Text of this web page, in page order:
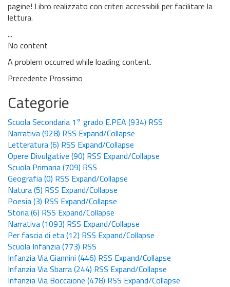
pagine! Libro realizzato con criteri accessibili per facilitare la
lettura.
...
No content
A problem occurred while loading content.
Precedente Prossimo
Categorie
Scuola Secondaria 1° grado E.PEA (934) RSS
Narrativa(928) RSS Expand/Collapse
Letteratura(6) RSS Expand/Collapse
Opere Divulgative (90) RSS Expand/Collapse
Scuola Primaria(709) RSS
Geografia(0) RSS Expand/Collapse
Natura(5) RSS Expand/Collapse
Poesia(3) RSS Expand/Collapse
Storia(6) RSS Expand/Collapse
Narrativa(1093) RSS Expand/Collapse
Per fascia di eta(12) RSS Expand/Collapse
Scuola Infanzia(773) RSS
Infanzia Via Giannini (446) RSS Expand/Collapse
Infanzia Via Sbarra(244) RSS Expand/Collapse
Infanzia Via Boccaione (478) RSS Expand/Collapse